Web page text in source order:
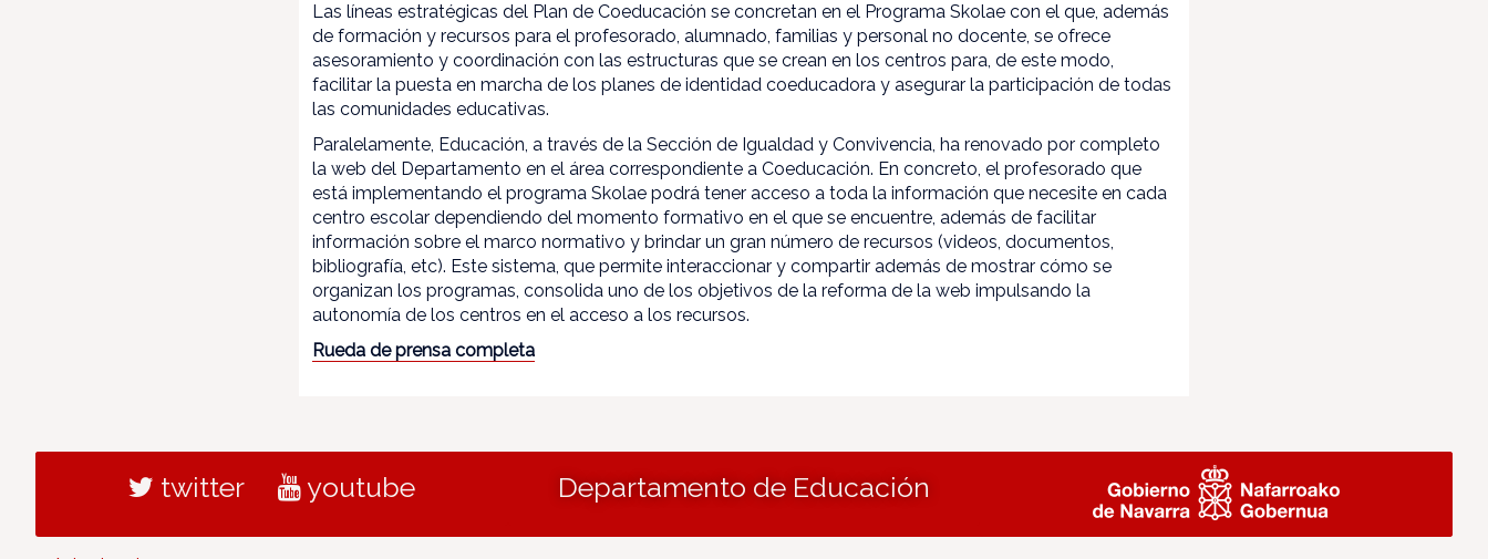
Las líneas estratégicas del Plan de Coeducación se concretan en el Programa Skolae con el que, además
de formación y recursos para el profesorado, alumnado, familias y personal no docente, se ofrece
asesoramiento y coordinación con las estructuras que se crean en los centros para, de este modo,
facilitar la puesta en marcha de los planes de identidad coeducadora y asegurar la participación de todas
las comunidades educativas.
Paralelamente, Educación, a través de la Sección de Igualdad y Convivencia, ha renovado por completo
la web del Departamento en el área correspondiente a Coeducación. En concreto, el profesorado que
está implementando el programa Skolae podrá tener acceso a toda la información que necesite en cada
centro escolar dependiendo del momento formativo en el que se encuentre, además de facilitar
información sobre el marco normativo y brindar un gran número de recursos (videos, documentos,
bibliografía, etc). Este sistema, que permite interaccionar y compartir además de mostrar cómo se
organizan los programas, consolida uno de los objetivos de la reforma de la web impulsando la
autonomía de los centros en el acceso a los recursos.
Rueda de prensa completa
twitter youtube Departamento de Educación